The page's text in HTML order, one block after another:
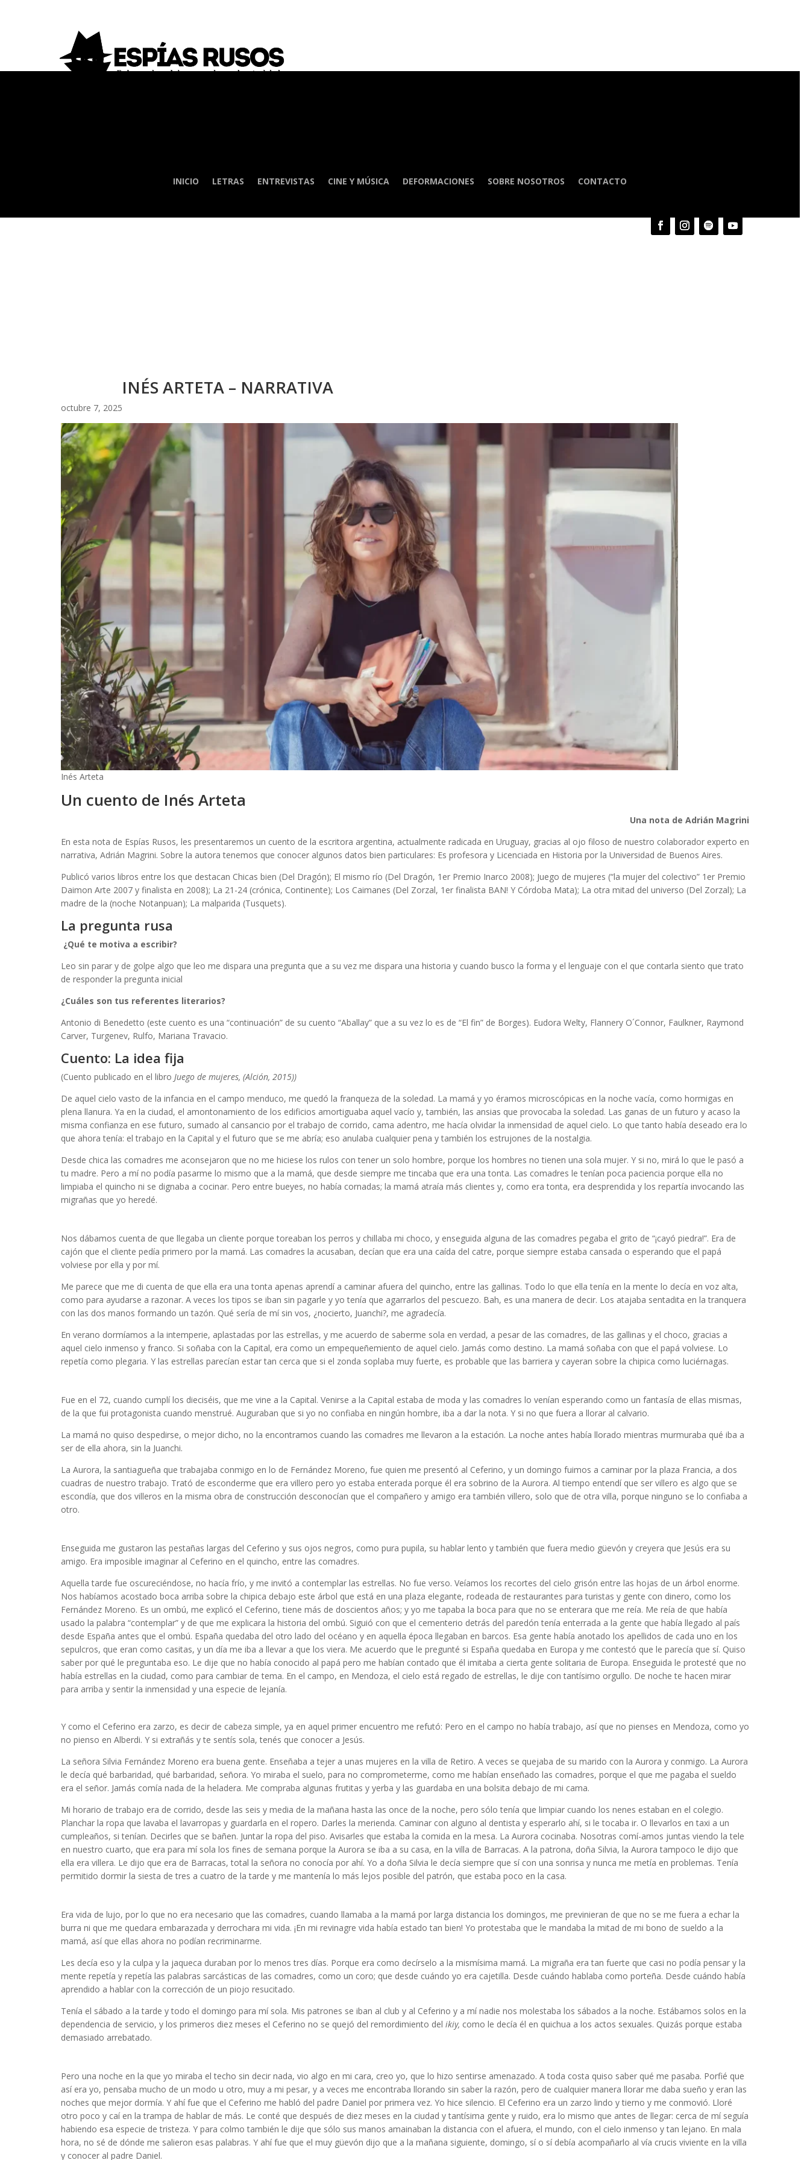
INICIO LETRAS ENTREVISTAS CINE Y MÚSICA DEFORMACIONES SOBRE NOSOTROS CONTACTO
INÉS ARTETA – NARRATIVA
octubre 7, 2025
Inés Arteta
Un cuento de Inés Arteta
Una nota de Adrián Magrini
En esta nota de Espías Rusos, les presentaremos un cuento de la escritora argentina, actualmente radicada en Uruguay, gracias al ojo filoso de nuestro colaborador experto en
narrativa, Adrián Magrini. Sobre la autora tenemos que conocer algunos datos bien particulares: Es profesora y Licenciada en Historia por la Universidad de Buenos Aires.
Publicó varios libros entre los que destacan Chicas bien (Del Dragón); El mismo río (Del Dragón, 1er Premio Inarco 2008); Juego de mujeres (“la mujer del colectivo” 1er Premio
Daimon Arte 2007 y finalista en 2008); La 21-24 (crónica, Continente); Los Caimanes (Del Zorzal, 1er finalista BAN! Y Córdoba Mata); La otra mitad del universo (Del Zorzal); La
madre de la (noche Notanpuan); La malparida (Tusquets).
La pregunta rusa
⁠¿Qué te motiva a escribir?
Leo sin parar y de golpe algo que leo me dispara una pregunta que a su vez me dispara una historia y cuando busco la forma y el lenguaje con el que contarla siento que trato
de responder la pregunta inicial
¿Cuáles son tus referentes literarios?
Antonio di Benedetto (este cuento es una “continuación” de su cuento “Aballay” que a su vez lo es de “El fin” de Borges). Eudora Welty, Flannery O´Connor, Faulkner, Raymond
Carver, Turgenev, Rulfo, Mariana Travacio.
Cuento: La idea fija
(Cuento publicado en el libro Juego de mujeres, (Alción, 2015))
De aquel cielo vasto de la infancia en el campo menduco, me quedó la franqueza de la soledad. La mamá y yo éramos microscópicas en la noche vacía, como hormigas en
plena llanura. Ya en la ciudad, el amontonamiento de los edificios amortiguaba aquel vacío y, también, las ansias que provocaba la soledad. Las ganas de un futuro y acaso la
misma confianza en ese futuro, sumado al cansancio por el trabajo de corrido, cama adentro, me hacía olvidar la inmensidad de aquel cielo. Lo que tanto había deseado era lo
que ahora tenía: el trabajo en la Capital y el futuro que se me abría; eso anulaba cualquier pena y también los estrujones de la nostalgia.
Desde chica las comadres me aconsejaron que no me hiciese los rulos con tener un solo hombre, porque los hombres no tienen una sola mujer. Y si no, mirá lo que le pasó a
tu madre. Pero a mí no podía pasarme lo mismo que a la mamá, que desde siempre me tincaba que era una tonta. Las comadres le tenían poca paciencia porque ella no
limpiaba el quincho ni se dignaba a cocinar. Pero entre bueyes, no había cornadas; la mamá atraía más clientes y, como era tonta, era desprendida y los repartía invocando las
migrañas que yo heredé.
Nos dábamos cuenta de que llegaba un cliente porque toreaban los perros y chillaba mi choco, y enseguida alguna de las comadres pegaba el grito de “¡cayó piedra!”. Era de
cajón que el cliente pedía primero por la mamá. Las comadres la acusaban, decían que era una caída del catre, porque siempre estaba cansada o esperando que el papá
volviese por ella y por mí.
Me parece que me di cuenta de que ella era una tonta apenas aprendí a caminar afuera del quincho, entre las gallinas. Todo lo que ella tenía en la mente lo decía en voz alta,
como para ayudarse a razonar. A veces los tipos se iban sin pagarle y yo tenía que agarrarlos del pescuezo. Bah, es una manera de decir. Los atajaba sentadita en la tranquera
con las dos manos formando un tazón. Qué sería de mí sin vos, ¿nocierto, Juanchi?, me agradecía.
En verano dormíamos a la intemperie, aplastadas por las estrellas, y me acuerdo de saberme sola en verdad, a pesar de las comadres, de las gallinas y el choco, gracias a
aquel cielo inmenso y franco. Si soñaba con la Capital, era como un empequeñemiento de aquel cielo. Jamás como destino. La mamá soñaba con que el papá volviese. Lo
repetía como plegaria. Y las estrellas parecían estar tan cerca que si el zonda soplaba muy fuerte, es probable que las barriera y cayeran sobre la chipica como luciérnagas.
Fue en el 72, cuando cumplí los dieciséis, que me vine a la Capital. Venirse a la Capital estaba de moda y las comadres lo venían esperando como un fantasía de ellas mismas,
de la que fui protagonista cuando menstrué. Auguraban que si yo no confiaba en ningún hombre, iba a dar la nota. Y si no que fuera a llorar al calvario.
La mamá no quiso despedirse, o mejor dicho, no la encontramos cuando las comadres me llevaron a la estación. La noche antes había llorado mientras murmuraba qué iba a
ser de ella ahora, sin la Juanchi.
La Aurora, la santiagueña que trabajaba conmigo en lo de Fernández Moreno, fue quien me presentó al Ceferino, y un domingo fuimos a caminar por la plaza Francia, a dos
cuadras de nuestro trabajo. Trató de esconderme que era villero pero yo estaba enterada porque él era sobrino de la Aurora. Al tiempo entendí que ser villero es algo que se
escondía, que dos villeros en la misma obra de construcción desconocían que el compañero y amigo era también villero, solo que de otra villa, porque ninguno se lo confiaba a
otro.
Enseguida me gustaron las pestañas largas del Ceferino y sus ojos negros, como pura pupila, su hablar lento y también que fuera medio güevón y creyera que Jesús era su
amigo. Era imposible imaginar al Ceferino en el quincho, entre las comadres.
Aquella tarde fue oscureciéndose, no hacía frío, y me invitó a contemplar las estrellas. No fue verso. Veíamos los recortes del cielo grisón entre las hojas de un árbol enorme.
Nos habíamos acostado boca arriba sobre la chipica debajo este árbol que está en una plaza elegante, rodeada de restaurantes para turistas y gente con dinero, como los
Fernández Moreno. Es un ombú, me explicó el Ceferino, tiene más de doscientos años; y yo me tapaba la boca para que no se enterara que me reía. Me reía de que había
usado la palabra “contemplar” y de que me explicara la historia del ombú. Siguió con que el cementerio detrás del paredón tenía enterrada a la gente que había llegado al país
desde España antes que el ombú. España quedaba del otro lado del océano y en aquella época llegaban en barcos. Esa gente había anotado los apellidos de cada uno en los
sepulcros, que eran como casitas, y un día me iba a llevar a que los viera. Me acuerdo que le pregunté si España quedaba en Europa y me contestó que le parecía que sí. Quiso
saber por qué le preguntaba eso. Le dije que no había conocido al papá pero me habían contado que él imitaba a cierta gente solitaria de Europa. Enseguida le protesté que no
había estrellas en la ciudad, como para cambiar de tema. En el campo, en Mendoza, el cielo está regado de estrellas, le dije con tantísimo orgullo. De noche te hacen mirar
para arriba y sentir la inmensidad y una especie de lejanía.
Y como el Ceferino era zarzo, es decir de cabeza simple, ya en aquel primer encuentro me refutó: Pero en el campo no había trabajo, así que no pienses en Mendoza, como yo
no pienso en Alberdi. Y si extrañás y te sentís sola, tenés que conocer a Jesús.
La señora Silvia Fernández Moreno era buena gente. Enseñaba a tejer a unas mujeres en la villa de Retiro. A veces se quejaba de su marido con la Aurora y conmigo. La Aurora
le decía qué barbaridad, qué barbaridad, señora. Yo miraba el suelo, para no comprometerme, como me habían enseñado las comadres, porque el que me pagaba el sueldo
era el señor. Jamás comía nada de la heladera. Me compraba algunas frutitas y yerba y las guardaba en una bolsita debajo de mi cama.
Mi horario de trabajo era de corrido, desde las seis y media de la mañana hasta las once de la noche, pero sólo tenía que limpiar cuando los nenes estaban en el colegio.
Planchar la ropa que lavaba el lavarropas y guardarla en el ropero. Darles la merienda. Caminar con alguno al dentista y esperarlo ahí, si le tocaba ir. O llevarlos en taxi a un
cumpleaños, si tenían. Decirles que se bañen. Juntar la ropa del piso. Avisarles que estaba la comida en la mesa. La Aurora cocinaba. Nosotras comí-amos juntas viendo la tele
en nuestro cuarto, que era para mí sola los fines de semana porque la Aurora se iba a su casa, en la villa de Barracas. A la patrona, doña Silvia, la Aurora tampoco le dijo que
ella era villera. Le dijo que era de Barracas, total la señora no conocía por ahí. Yo a doña Silvia le decía siempre que sí con una sonrisa y nunca me metía en problemas. Tenía
permitido dormir la siesta de tres a cuatro de la tarde y me mantenía lo más lejos posible del patrón, que estaba poco en la casa.
Era vida de lujo, por lo que no era necesario que las comadres, cuando llamaba a la mamá por larga distancia los domingos, me previnieran de que no se me fuera a echar la
burra ni que me quedara embarazada y derrochara mi vida. ¡En mi revinagre vida había estado tan bien! Yo protestaba que le mandaba la mitad de mi bono de sueldo a la
mamá, así que ellas ahora no podían recriminarme.
Les decía eso y la culpa y la jaqueca duraban por lo menos tres días. Porque era como decírselo a la mismísima mamá. La migraña era tan fuerte que casi no podía pensar y la
mente repetía y repetía las palabras sarcásticas de las comadres, como un coro; que desde cuándo yo era cajetilla. Desde cuándo hablaba como porteña. Desde cuándo había
aprendido a hablar con la corrección de un piojo resucitado.
Tenía el sábado a la tarde y todo el domingo para mí sola. Mis patrones se iban al club y al Ceferino y a mí nadie nos molestaba los sábados a la noche. Estábamos solos en la
dependencia de servicio, y los primeros diez meses el Ceferino no se quejó del remordimiento del ikiy, como le decía él en quichua a los actos sexuales. Quizás porque estaba
demasiado arrebatado.
Pero una noche en la que yo miraba el techo sin decir nada, vio algo en mi cara, creo yo, que lo hizo sentirse amenazado. A toda costa quiso saber qué me pasaba. Porfié que
así era yo, pensaba mucho de un modo u otro, muy a mi pesar, y a veces me encontraba llorando sin saber la razón, pero de cualquier manera llorar me daba sueño y eran las
noches que mejor dormía. Y ahí fue que el Ceferino me habló del padre Daniel por primera vez. Yo hice silencio. El Ceferino era un zarzo lindo y tierno y me conmovió. Lloré
otro poco y caí en la trampa de hablar de más. Le conté que después de diez meses en la ciudad y tantísima gente y ruido, era lo mismo que antes de llegar: cerca de mí seguía
habiendo esa especie de tristeza. Y para colmo también le dije que sólo sus manos amainaban la distancia con el afuera, el mundo, con el cielo inmenso y tan lejano. En mala
hora, no sé de dónde me salieron esas palabras. Y ahí fue que el muy güevón dijo que a la mañana siguiente, domingo, sí o sí debía acompañarlo al vía crucis viviente en la villa
y conocer al padre Daniel.